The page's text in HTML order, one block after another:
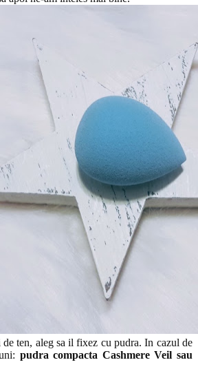
ten, aleg sa il fixez cu pudra. In cazul de
pudra compacta Cashmere Veil sau